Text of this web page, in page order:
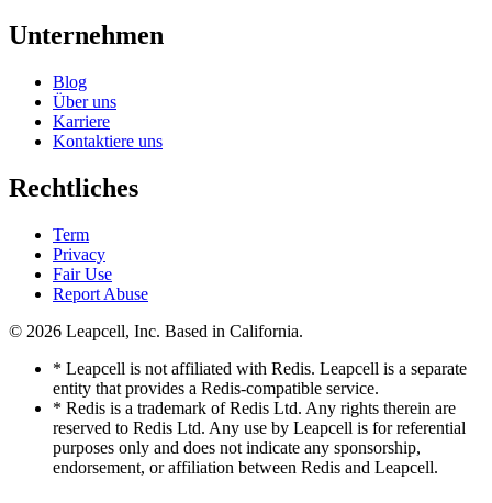
Unternehmen
Blog
Über uns
Karriere
Kontaktiere uns
Rechtliches
Term
Privacy
Fair Use
Report Abuse
© 2026 Leapcell, Inc. Based in California.
* Leapcell is not affiliated with Redis. Leapcell is a separate
entity that provides a Redis-compatible service.
* Redis is a trademark of Redis Ltd. Any rights therein are
reserved to Redis Ltd. Any use by Leapcell is for referential
purposes only and does not indicate any sponsorship,
endorsement, or affiliation between Redis and Leapcell.